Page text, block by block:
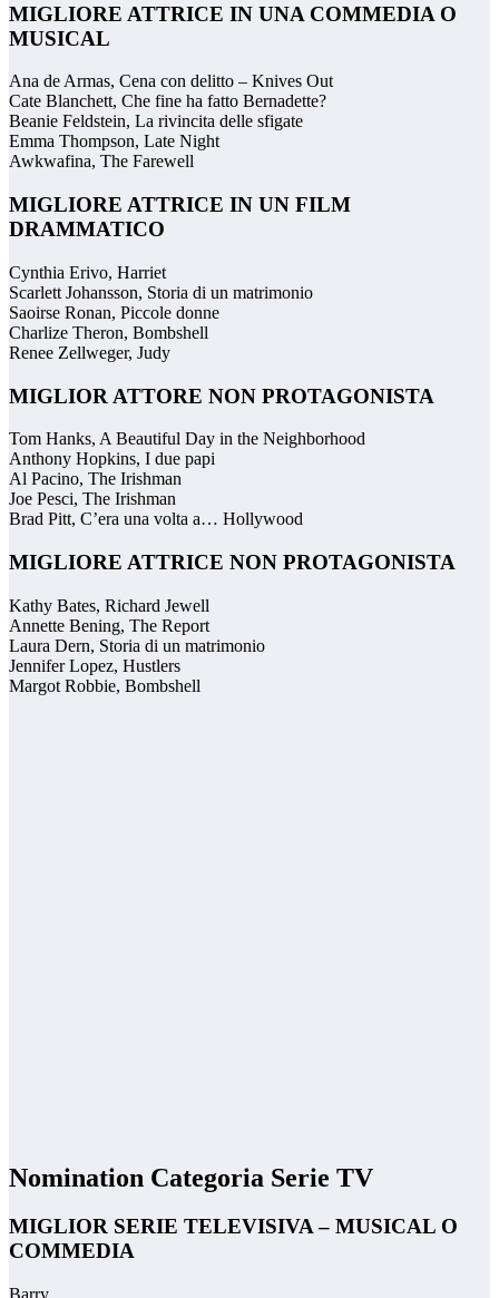
MIGLIORE ATTRICE IN UNA COMMEDIA O
MUSICAL
Ana de Armas, Cena con delitto – Knives Out
Cate Blanchett, Che fine ha fatto Bernadette?
Beanie Feldstein, La rivincita delle sfigate
Emma Thompson, Late Night
Awkwafina, The Farewell
MIGLIORE ATTRICE IN UN FILM
DRAMMATICO
Cynthia Erivo, Harriet
Scarlett Johansson, Storia di un matrimonio
Saoirse Ronan, Piccole donne
Charlize Theron, Bombshell
Renee Zellweger, Judy
MIGLIOR ATTORE NON PROTAGONISTA
Tom Hanks, A Beautiful Day in the Neighborhood
Anthony Hopkins, I due papi
Al Pacino, The Irishman
Joe Pesci, The Irishman
Brad Pitt, C’era una volta a… Hollywood
MIGLIORE ATTRICE NON PROTAGONISTA
Kathy Bates, Richard Jewell
Annette Bening, The Report
Laura Dern, Storia di un matrimonio
Jennifer Lopez, Hustlers
Margot Robbie, Bombshell
Nomination Categoria Serie TV
MIGLIOR SERIE TELEVISIVA – MUSICAL O
COMMEDIA